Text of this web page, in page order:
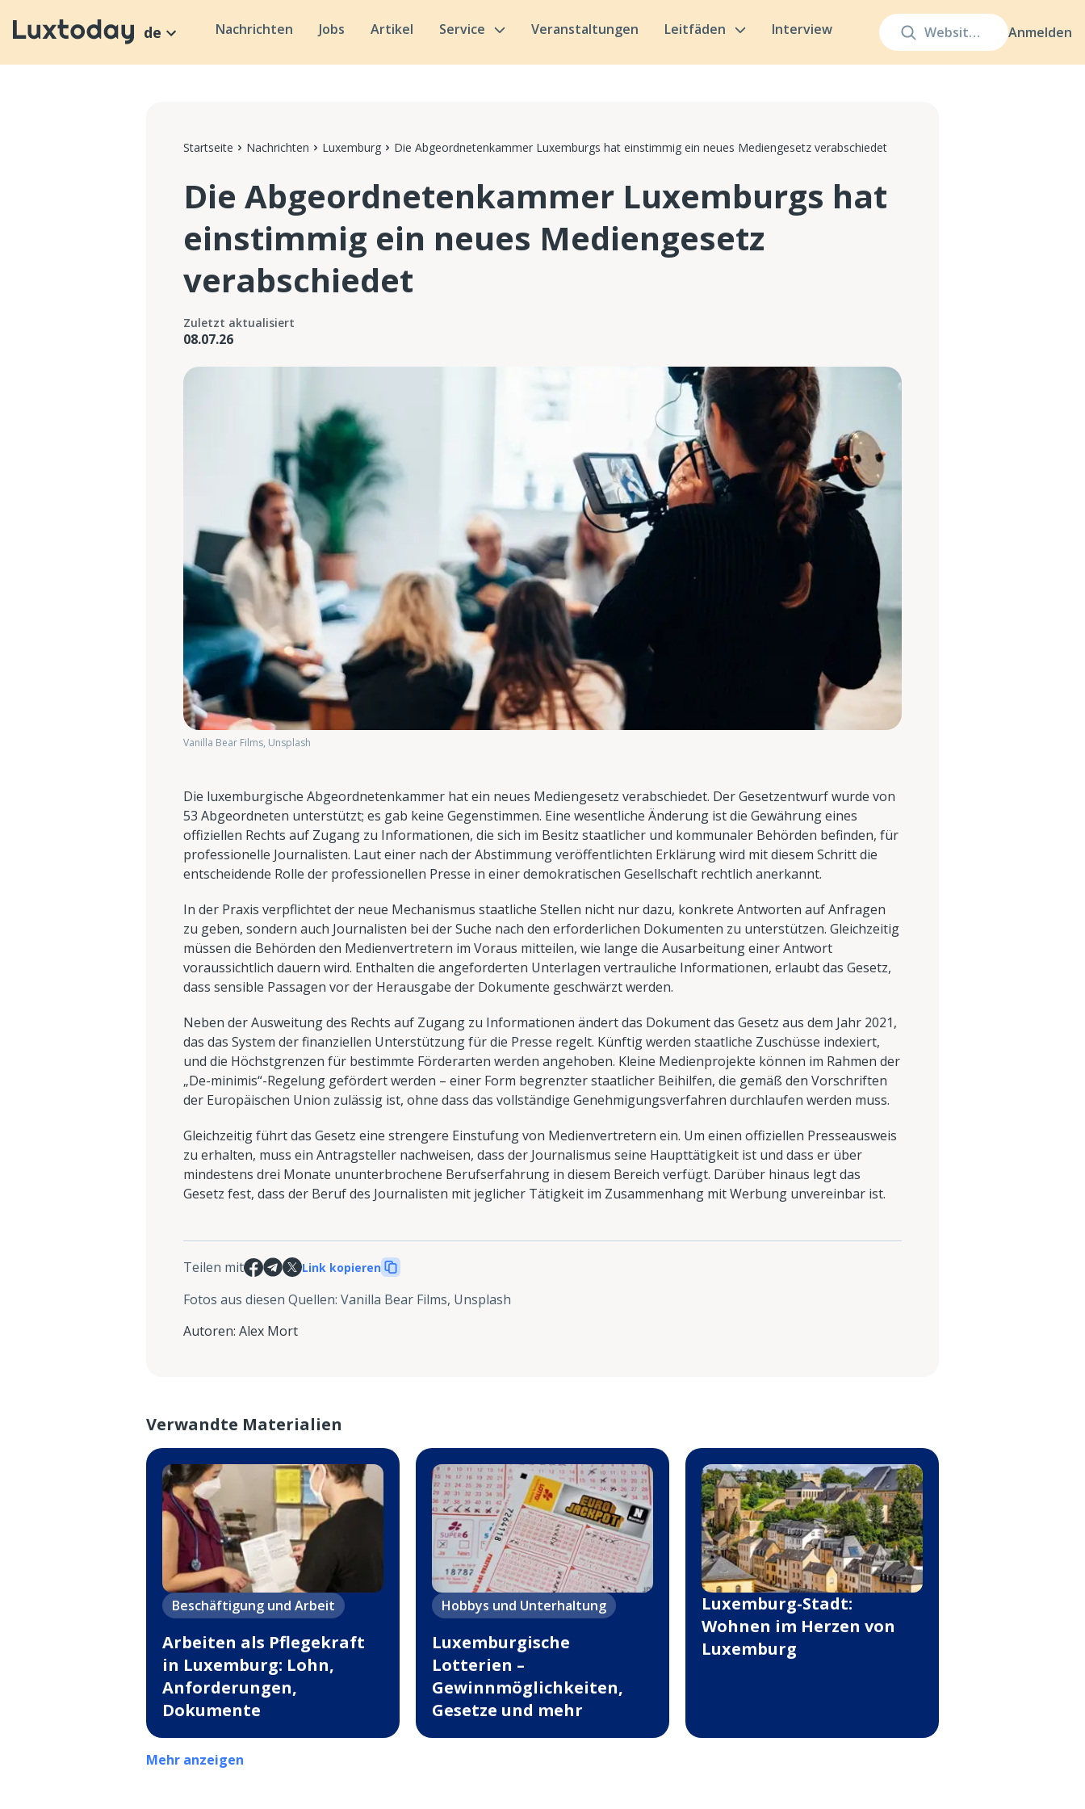
Anmelden
de Nachrichten Jobs Artikel Service Veranstaltungen Leitfäden Interview
Startseite Nachrichten Luxemburg Die Abgeordnetenkammer Luxemburgs hat einstimmig ein neues Mediengesetz verabschiedet
Die Abgeordnetenkammer Luxemburgs hat
einstimmig ein neues Mediengesetz
verabschiedet
Zuletzt aktualisiert
08.07.26
Vanilla Bear Films, Unsplash
Die luxemburgische Abgeordnetenkammer hat ein neues Mediengesetz verabschiedet. Der Gesetzentwurf wurde von
53 Abgeordneten unterstützt; es gab keine Gegenstimmen. Eine wesentliche Änderung ist die Gewährung eines
offiziellen Rechts auf Zugang zu Informationen, die sich im Besitz staatlicher und kommunaler Behörden befinden, für
professionelle Journalisten. Laut einer nach der Abstimmung veröffentlichten Erklärung wird mit diesem Schritt die
entscheidende Rolle der professionellen Presse in einer demokratischen Gesellschaft rechtlich anerkannt.
In der Praxis verpflichtet der neue Mechanismus staatliche Stellen nicht nur dazu, konkrete Antworten auf Anfragen
zu geben, sondern auch Journalisten bei der Suche nach den erforderlichen Dokumenten zu unterstützen. Gleichzeitig
müssen die Behörden den Medienvertretern im Voraus mitteilen, wie lange die Ausarbeitung einer Antwort
voraussichtlich dauern wird. Enthalten die angeforderten Unterlagen vertrauliche Informationen, erlaubt das Gesetz,
dass sensible Passagen vor der Herausgabe der Dokumente geschwärzt werden.
Neben der Ausweitung des Rechts auf Zugang zu Informationen ändert das Dokument das Gesetz aus dem Jahr 2021,
das das System der finanziellen Unterstützung für die Presse regelt. Künftig werden staatliche Zuschüsse indexiert,
und die Höchstgrenzen für bestimmte Förderarten werden angehoben. Kleine Medienprojekte können im Rahmen der
„De-minimis“-Regelung gefördert werden – einer Form begrenzter staatlicher Beihilfen, die gemäß den Vorschriften
der Europäischen Union zulässig ist, ohne dass das vollständige Genehmigungsverfahren durchlaufen werden muss.
Gleichzeitig führt das Gesetz eine strengere Einstufung von Medienvertretern ein. Um einen offiziellen Presseausweis
zu erhalten, muss ein Antragsteller nachweisen, dass der Journalismus seine Haupttätigkeit ist und dass er über
mindestens drei Monate ununterbrochene Berufserfahrung in diesem Bereich verfügt. Darüber hinaus legt das
Gesetz fest, dass der Beruf des Journalisten mit jeglicher Tätigkeit im Zusammenhang mit Werbung unvereinbar ist.
Teilen mit Link kopieren
Fotos aus diesen Quellen: Vanilla Bear Films, Unsplash
Autoren: Alex Mort
Verwandte Materialien
Beschäftigung und Arbeit
Arbeiten als Pflegekraft
in Luxemburg: Lohn,
Anforderungen,
Dokumente
Hobbys und Unterhaltung
Luxemburgische
Lotterien –
Gewinnmöglichkeiten,
Gesetze und mehr
Luxemburg-Stadt:
Wohnen im Herzen von
Luxemburg
Mehr anzeigen